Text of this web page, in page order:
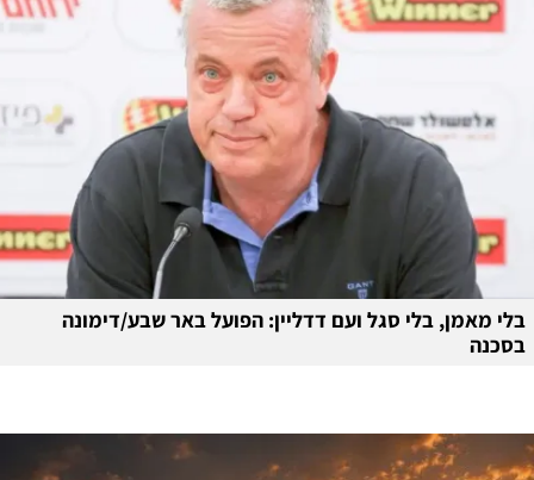
בלי מאמן, בלי סגל ועם דדליין: הפועל באר שבע/דימונה
בסכנה